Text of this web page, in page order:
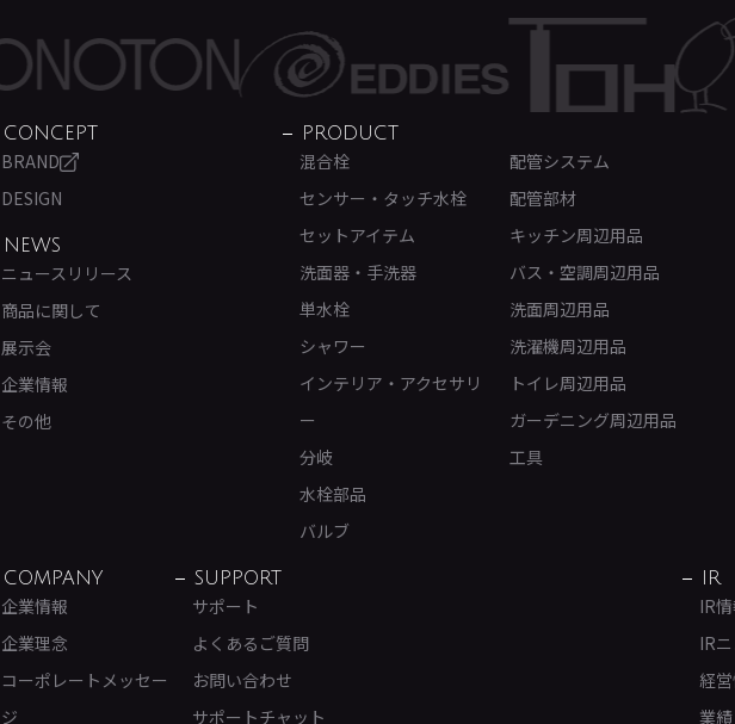
CONCEPT
BRAND
DESIGN
NEWS
ニュースリリース
商品に関して
展示会
企業情報
その他
PRODUCT
混合栓
センサー・タッチ水栓
セットアイテム
洗面器・手洗器
単水栓
シャワー
インテリア・アクセサリ
ー
分岐
水栓部品
バルブ
配管システム
配管部材
キッチン周辺用品
バス・空調周辺用品
洗面周辺用品
洗濯機周辺用品
トイレ周辺用品
ガーデニング周辺用品
工具
COMPANY
企業情報
企業理念
コーポレートメッセー
ジ
SUPPORT
サポート
よくあるご質問
お問い合わせ
サポートチャット
IR
IR
IR
経
業